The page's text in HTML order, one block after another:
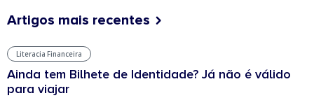
Artigos mais recentes
Literacia Financeira
Ainda tem Bilhete de Identidade? Já não é válido
para viajar